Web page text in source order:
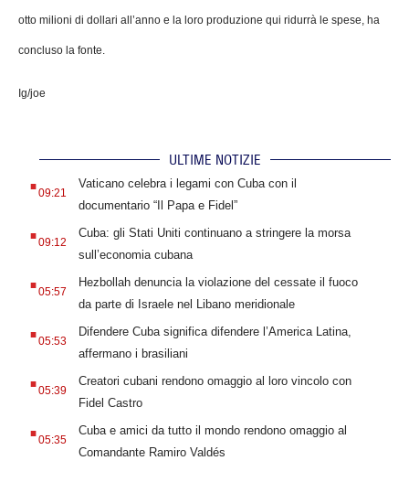
otto milioni di dollari all’anno e la loro produzione qui ridurrà le spese, ha
concluso la fonte.
Ig/joe
ULTIME NOTIZIE
.09:21
Vaticano celebra i legami con Cuba con il
documentario “Il Papa e Fidel”
.09:12
Cuba: gli Stati Uniti continuano a stringere la morsa
sull’economia cubana
.05:57
Hezbollah denuncia la violazione del cessate il fuoco
da parte di Israele nel Libano meridionale
.05:53
Difendere Cuba significa difendere l’America Latina,
affermano i brasiliani
.05:39
Creatori cubani rendono omaggio al loro vincolo con
Fidel Castro
.05:35
Cuba e amici da tutto il mondo rendono omaggio al
Comandante Ramiro Valdés